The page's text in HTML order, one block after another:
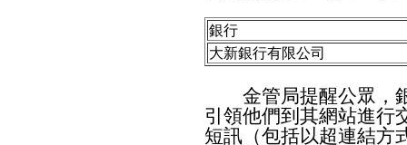
銀行
大新銀行有限公司
金管局提醒公眾，銀
引領他們到其網站進行
短訊（包括以超連結方